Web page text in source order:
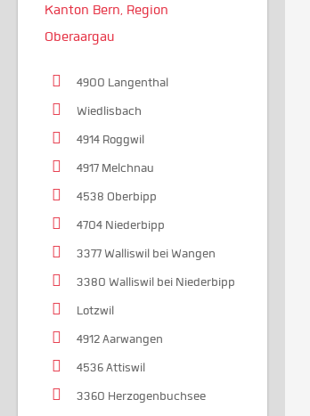
Kanton Bern, Region
Oberaargau
4900 Langenthal
Wiedlisbach
4914 Roggwil
4917 Melchnau
4538 Oberbipp
4704 Niederbipp
3377 Walliswil bei Wangen
3380 Walliswil bei Niederbipp
Lotzwil
4912 Aarwangen
4536 Attiswil
3360 Herzogenbuchsee